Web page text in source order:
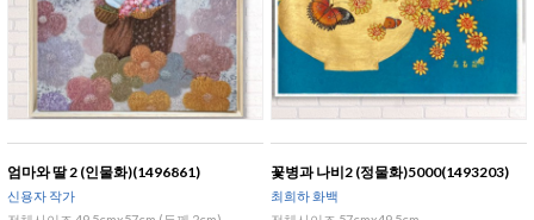
엄마와 딸 2 (인물화)(1496861)
신용자 작가
꽃병과 나비2 (정물화)5000(1493203)
최희하 화백